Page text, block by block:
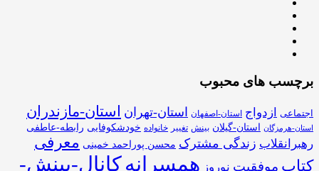
برچسب های محبوب
اجتماعی ازدواج استان-اصفهان استان-تهران استان-مازندران
استان-هرمزگان استان-گیلان بینش تغییر خانواده خودشکوفایی رابطه-عاطفی
رهبرانقلاب زندگی مشترک محسن پوراحمد خمینی معرفی
کتاب موفقیت نوروز همسرانهکانال-بینش-